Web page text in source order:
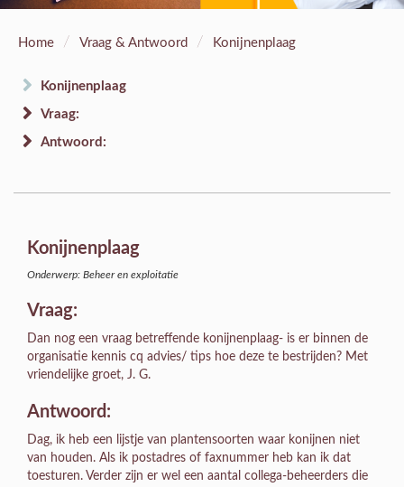
Home / Vraag & Antwoord / Konijnenplaag
Konijnenplaag
Vraag:
Antwoord:
Konijnenplaag
Onderwerp: Beheer en exploitatie
Vraag:
Dan nog een vraag betreffende konijnenplaag- is er binnen de
organisatie kennis cq advies/ tips hoe deze te bestrijden? Met
vriendelijke groet, J. G.
Antwoord:
Dag, ik heb een lijstje van plantensoorten waar konijnen niet
van houden. Als ik postadres of faxnummer heb kan ik dat
toesturen. Verder zijn er wel een aantal collega-beheerders die